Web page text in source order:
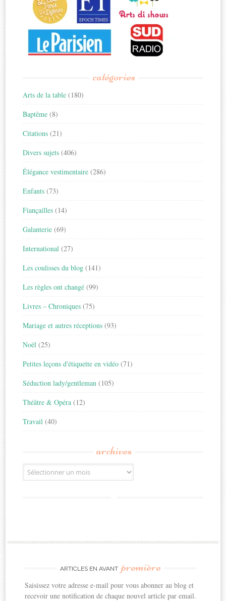
catégories
Arts de la table (180)
Baptême (8)
Citations (21)
Divers sujets (406)
Élégance vestimentaire (286)
Enfants (73)
Fiançailles (14)
Galanterie (69)
International (27)
Les coulisses du blog (141)
Les règles ont changé (99)
Livres – Chroniques (75)
Mariage et autres réceptions (93)
Noël (25)
Petites leçons d'étiquette en vidéo (71)
Séduction lady/gentleman (105)
Théâtre & Opéra (12)
Travail (40)
archives
Archives
ARTICLES EN AVANT première
Saisissez votre adresse e-mail pour vous abonner au blog et
recevoir une notification de chaque nouvel article par email.